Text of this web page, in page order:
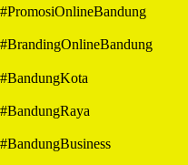
#PromosiOnlineBandung
#BrandingOnlineBandung
#BandungKota
#BandungRaya
#BandungBusiness